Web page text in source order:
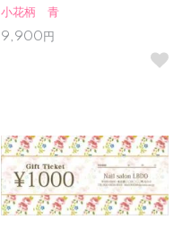
小花柄 青
9,900円